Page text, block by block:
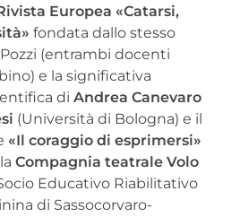
Europea «Catarsi,
fondata dallo stesso
(entrambi docenti
e la significativa
di Andrea Canevaro
(Università di Bologna) e il
«Il coraggio di esprimersi»
Compagnia teatrale Volo
Educativo Riabilitativo
di Sassocorvaro-